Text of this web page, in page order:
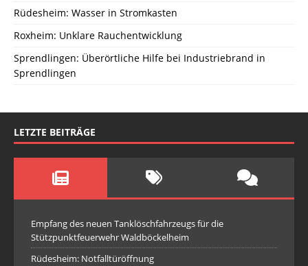
Rüdesheim: Wasser in Stromkasten
Roxheim: Unklare Rauchentwicklung
Sprendlingen: Überörtliche Hilfe bei Industriebrand in
Sprendlingen
LETZTE BEITRÄGE
Empfang des neuen Tanklöschfahrzeugs für die
Stützpunktfeuerwehr Waldböckelheim
Rüdesheim: Notfalltüröffnung